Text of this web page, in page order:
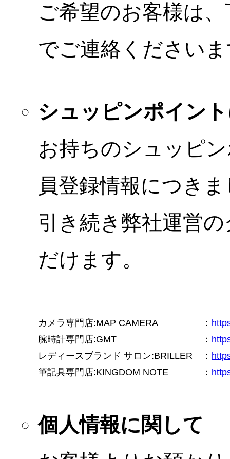
ご希望のお客様は
でご連絡ください
シュッピンポイン
お持ちのシュッピ
員登録情報につき
引き続き弊社運営
だけます。
カメラ専門店:MAP CAMERA ：
腕時計専門店:GMT
：
レディースブランド サロン:BRILLER
：
筆記具専門店:KINGDOM NOTE
：
個人情報に関して